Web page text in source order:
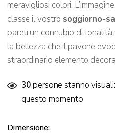
meravigliosi colori.
classe il vostro soggiorno-
pareti un connubio di
la bellezza che il pavone
straordinario elemento
30persone stanno
questo momento
Dimensione: